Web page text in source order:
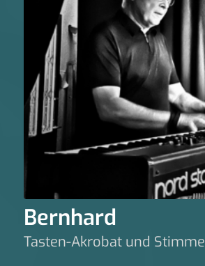
Bernhard
Tasten-Akrobat und Stimme